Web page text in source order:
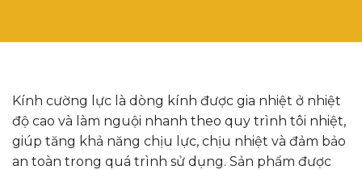
Kính cường lực là dòng kính được gia nhiệt ở nhiệt
độ cao và làm nguội nhanh theo quy trình tôi nhiệt,
giúp tăng khả năng chịu lực, chịu nhiệt và đảm bảo
an toàn trong quá trình sử dụng. Sản phẩm được